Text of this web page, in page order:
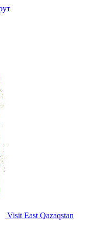
Visit East Qazaqstan